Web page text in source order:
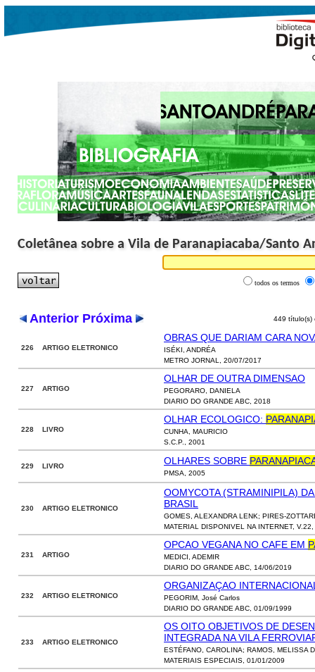
Coletânea sobre a Vila de Paranapiacaba/Santo
todos os termos
Anterior Próxima 449 título(s)
226 ARTIGO ELETRONICO
OBRAS QUE DARIAM CARA
ISÉKI, ANDRÉA
METRO JORNAL, 20/07/2017
227 ARTIGO
OLHAR DE OUTRA DIMENSAO
PEGORARO, DANIELA
DIARIO DO GRANDE ABC, 2018
228 LIVRO
OLHAR ECOLOGICO:
CUNHA, MAURICIO
S.C.P., 2001
229 LIVRO OLHARES SOBRE
PMSA, 2005
230 ARTIGO ELETRONICO
OOMYCOTA (STRAMINIPILA)
BRASIL
GOMES, ALEXANDRA LENK; PIRES-
MATERIAL DISPONIVEL NA INTERNET,
231 ARTIGO
OPCAO VEGANA NO CAFE EM
MEDICI, ADEMIR
DIARIO DO GRANDE ABC, 14/06/2019
232 ARTIGO ELETRONICO
ORGANIZAÇAO
PEGORIM, José Carlos
DIARIO DO GRANDE ABC, 01/09/1999
233 ARTIGO ELETRONICO
OS OITO OBJETIVOS DE
INTEGRADA NA VILA
ESTÉFANO, CAROLINA; RAMOS, MELISSA
MATERIAIS ESPECIAIS, 01/01/2009